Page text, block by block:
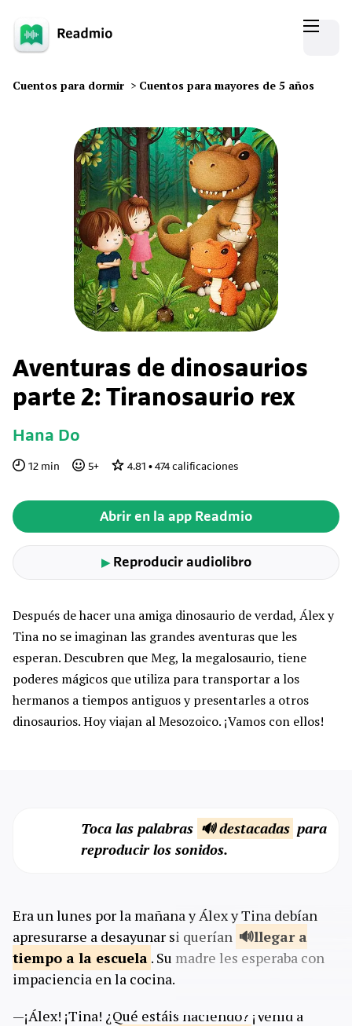
Cuentos para dormir > Cuentos para mayores de 5 años
Aventuras de dinosaurios
parte 2: Tiranosaurio rex
Hana Do
12 min 5+ 4.81 • 474calificaciones
Abrir en la app Readmio
▶Reproducir audiolibro
Después de hacer una amiga dinosaurio de verdad, Álex y
Tina no se imaginan las grandes aventuras que les
esperan. Descubren que Meg, la megalosaurio, tiene
poderes mágicos que utiliza para transportar a los
hermanos a tiempos antiguos y presentarles a otros
dinosaurios. Hoy viajan al Mesozoico. ¡Vamos con ellos!
Toca las palabras 🔊 destacadas para
reproducir los sonidos.
Era un lunes por la mañana y Álex y Tina debían
apresurarse a desayunar si querían
llegar a
tiempo a la escuela . Su madre les esperaba con
impaciencia en la cocina.
—¡Álex! ¡Tina! ¿Qué estáis haciendo? ¡Venid a